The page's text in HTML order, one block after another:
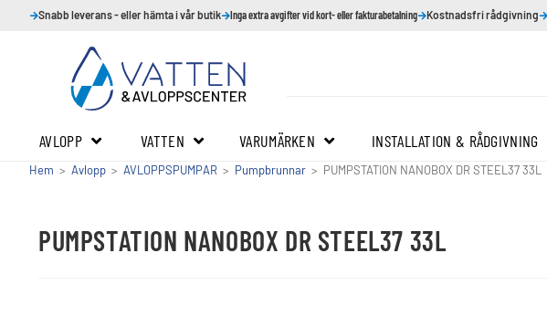
Snabb leverans - eller hämta i vår butik Inga extra avgifter vid kort- eller fakturabetalning Kostnadsfri rådgivning
AVLOPP VATTEN VARUMÄRKEN INSTALLATION & RÅDGIVNING
Hem > Avlopp > AVLOPPSPUMPAR > Pumpbrunnar > PUMPSTATION NANOBOX DR STEEL37 33L
PUMPSTATION NANOBOX DR STEEL37 33L